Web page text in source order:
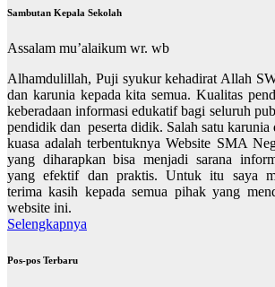
Sambutan Kepala Sekolah
Assalam mu’alaikum wr. wb
Alhamdulillah, Puji syukur kehadirat Allah
dan karunia kepada kita semua. Kualitas
keberadaan informasi edukatif bagi seluruh
pendidik dan peserta didik. Salah satu karunia
kuasa adalah terbentuknya Website SMA
yang diharapkan bisa menjadi sarana
yang efektif dan praktis. Untuk itu saya
terima kasih kepada semua pihak yang
website ini.
Selengkapnya
Pos-pos Terbaru